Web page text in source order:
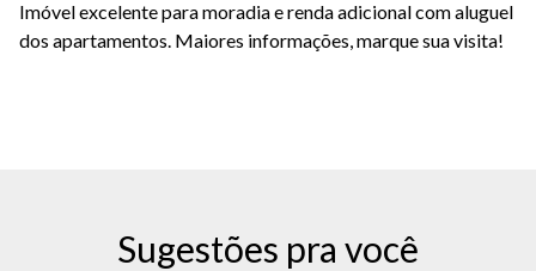
Imóvel excelente para moradia e renda adicional com aluguel
dos apartamentos. Maiores informações, marque sua visita!
Sugestões pra você